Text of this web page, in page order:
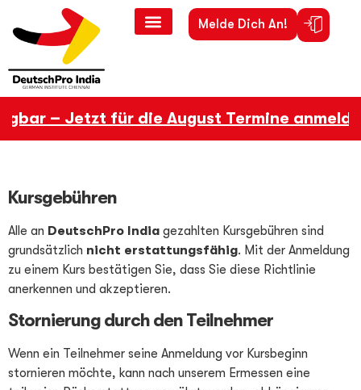
Melde Dich An!
– Jetzt für die August Termine
Kursgebühren
Alle an DeutschPro India gezahlten Kursgebühren sind
grundsätzlich nicht erstattungsfähig. Mit der Anmeldung
zu einem Kurs bestätigen Sie, dass Sie diese Richtlinie
anerkennen und akzeptieren.
Stornierung durch den Teilnehmer
Wenn ein Teilnehmer seine Anmeldung vor Kursbeginn
stornieren möchte, kann nach unserem Ermessen eine